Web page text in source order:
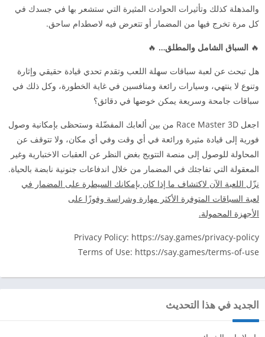
والمذهلة كذلك وتأثيرات الحوادث المثيرة التي ستشعر بها في جسدك في
كل مرة تخرج فيها من المضمار أو تتعرض فيه لاصطدام ساحق.
🔥 السباق الشامل والمطلق… 🔥
هل تبحث عن لعبة سباقات سهلة اللعب وتقدم تحدي قيادة حقيقي وإثارة
وتنوع لا ينتهي، وسيارات رائعة ومنافسين في غاية الخطورة، وكل ذلك في
سباقات جامحة وسريعة يمكن خوضها في دقائق؟
اجعل Race Master 3D من بين ألعابك المفضّلة وستحظى بإمكانية وصول
فورية إلى قيادة مثيرة ورائعة في أي وقت وفي أي مكان، ولا تتوقف عن
المحاولة للوصول إلى منصة التتويج بغض النظر عن العقبات الاختبارية وغير
المعقولة التي تفاجئك في المضمار من خلال اندفاعات جنونية نابضة بالحياة.
نزّل اللعبة الآن لاكتشاف ما إذا كان بإمكانك السيطرة على المضمار في
لعبة السباقات المتوفرة الأكثر مهارة وشراسة وفوزًا على
الأجهزة المحمولة.
Privacy Policy: https://say.games/privacy-policy
Terms of Use: https://say.games/terms-of-use
الجديد في هذا التحديث